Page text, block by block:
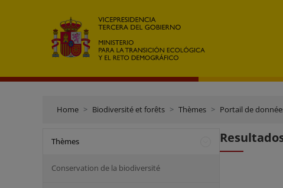
Home Biodiversité et forêts Thèmes Portail de
Thèmes
Conservation de la biodiversité